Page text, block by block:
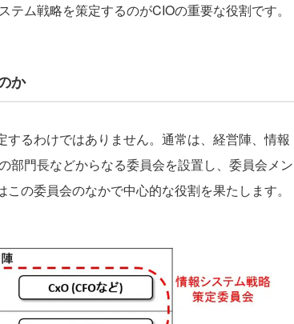
ム戦略を策定するのがCIOの重要な役割です。
か
るわけではありません。通常は、経営陣、情報
部門長などからなる委員会を設置し、委員会メン
の委員会のなかで中心的な役割を果たします。